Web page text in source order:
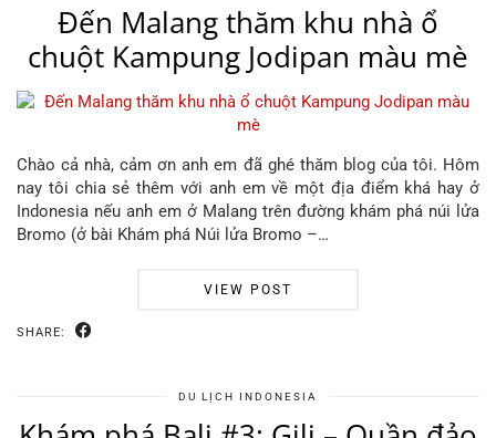
Đến Malang thăm khu nhà ổ
chuột Kampung Jodipan màu mè
Chào cả nhà, cảm ơn anh em đã ghé thăm blog của tôi. Hôm
nay tôi chia sẻ thêm với anh em về một địa điểm khá hay ở
Indonesia nếu anh em ở Malang trên đường khám phá núi lửa
Bromo (ở bài Khám phá Núi lửa Bromo –…
VIEW POST
SHARE:
DU LỊCH INDONESIA